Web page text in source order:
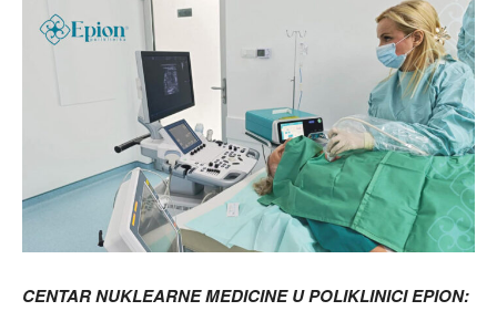
CENTAR NUKLEARNE MEDICINE U POLIKLINICI EPION: